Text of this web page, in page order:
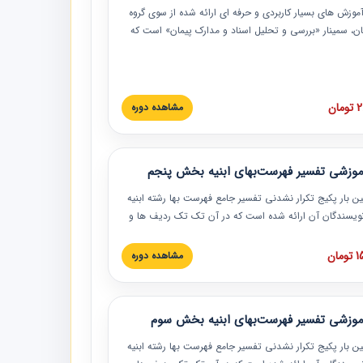
های بسیار کاربردی و حرفه‏ ای ارائه شده از سوی گروه
سمینار «بررسی و تحلیل اسناد و مدارک پیمان» است که
این خصوص ارائه شده است.
مشاهده دوره
تفسیر فهرست‌بهای ابنیه بخش پنجم
بار پکیج تکرار نشدنی تفسیر جامع فهرست بها رشته ابنیه
نویسندگان آن ارائه شده است که در آن تک تک ردیف ها و
و به همراه تصاویر عملیات اجرایی مرتبط با ردیف های
بها ارائه شده است. این دوره با کلام مهندس
مدیر پروژه مهندسی مشاور در امر بازنگری فهرست
حال فعالیت هستند حتما توصیه می کنیم از مطالب این
نمایند.
مشاهده دوره
تفسیر فهرست‌بهای ابنیه بخش سوم
بار پکیج تکرار نشدنی تفسیر جامع فهرست بها رشته ابنیه